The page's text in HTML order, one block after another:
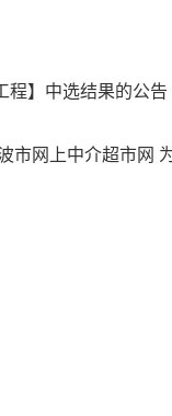
程】中选结果的公告
市网上中介超市网